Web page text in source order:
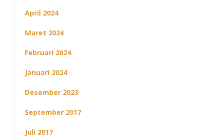
April 2024
Maret 2024
Februari 2024
Januari 2024
Desember 2023
September 2017
Juli 2017